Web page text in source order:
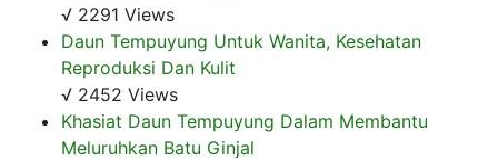
√ 2291 Views
Daun Tempuyung Untuk Wanita, Kesehatan
Reproduksi Dan Kulit
√ 2452 Views
Khasiat Daun Tempuyung Dalam Membantu
Meluruhkan Batu Ginjal